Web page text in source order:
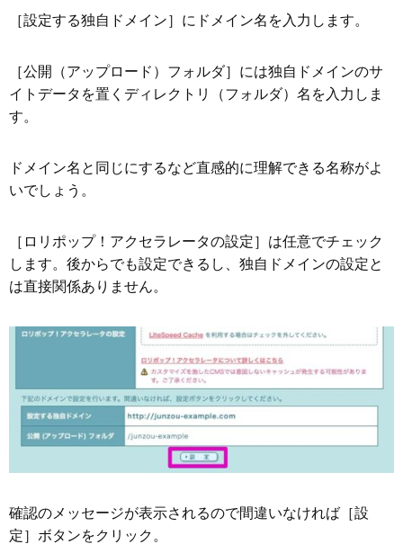
［設定する独自ドメイン］にドメイン名を入力します。
［公開（アップロード）フォルダ］には独自ドメインのサ
イトデータを置くディレクトリ（フォルダ）名を入力しま
す。
ドメイン名と同じにするなど直感的に理解できる名称がよ
いでしょう。
［ロリポップ！アクセラレータの設定］は任意でチェック
します。後からでも設定できるし、独自ドメインの設定と
は直接関係ありません。
確認のメッセージが表示されるので間違いなければ［設
定］ボタンをクリック。